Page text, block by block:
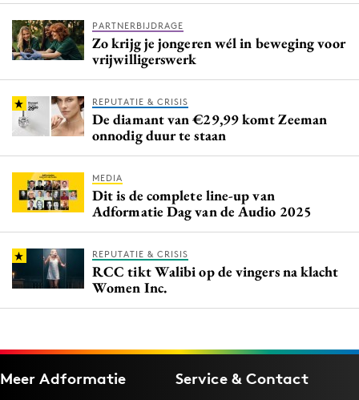
PARTNERBIJDRAGE
Zo krijg je jongeren wél in beweging voor
vrijwilligerswerk
REPUTATIE & CRISIS
De diamant van €29,99 komt Zeeman
onnodig duur te staan
MEDIA
Dit is de complete line-up van
Adformatie Dag van de Audio 2025
REPUTATIE & CRISIS
RCC tikt Walibi op de vingers na klacht
Women Inc.
Meer Adformatie Service & Contact